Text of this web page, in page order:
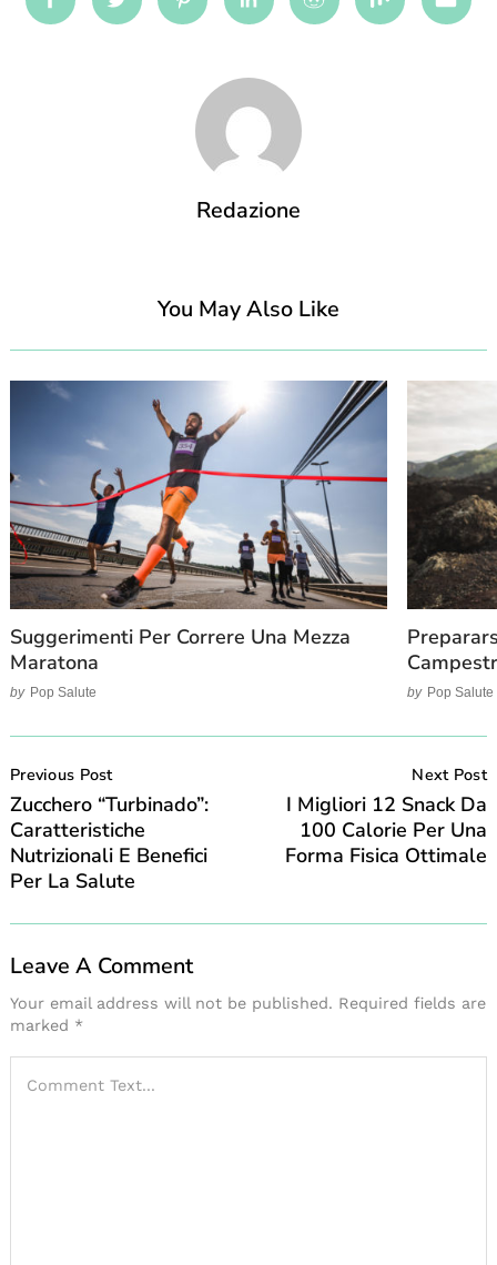
FacebookTwitter PinterestLinkedinRedditMix
Redazione
You May Also Like
Suggerimenti Per Correre Una Mezza
Maratona
by Pop Salute by Pop Salute
Navigation
Previous Post
Zucchero “turbinado”:
Caratteristiche
Nutrizionali E Benefici
Per La Salute
Next Post
I Migliori 12 Snack Da
100 Calorie Per Una
Forma Fisica Ottimale
Leave A Comment
Your email address will not be published. Required fields are
marked *